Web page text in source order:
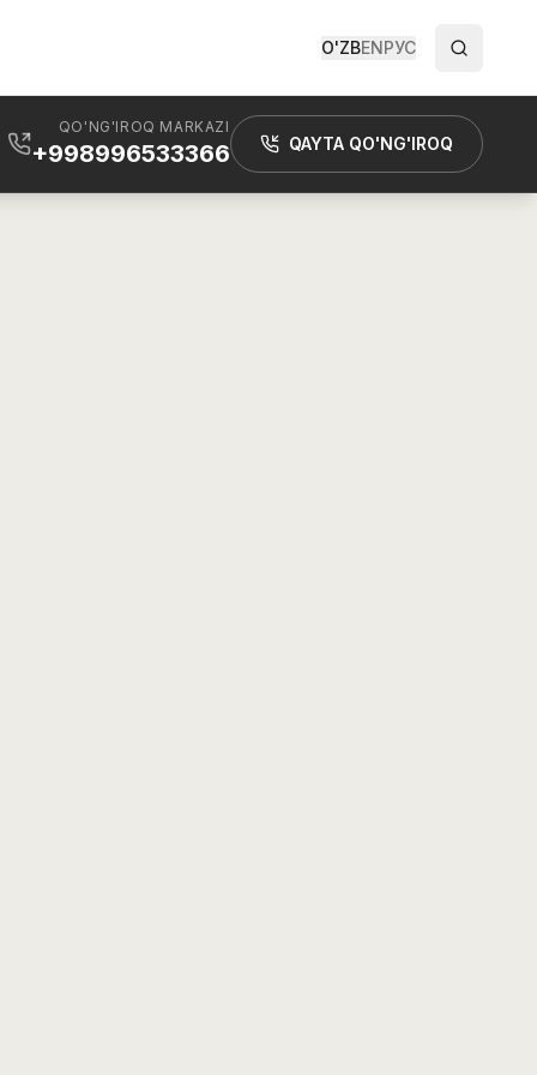
O'ZBENРУС
QO'NG'IROQ MARKAZI
+998996533366 QAYTA QO'NG'IROQ